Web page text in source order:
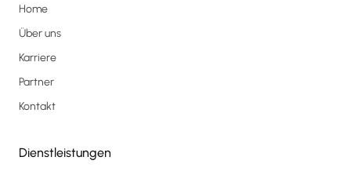
Home
Über uns
Karriere
Partner
Kontakt
Dienstleistungen